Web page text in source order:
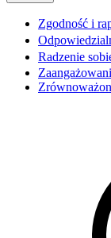
Zgodność i
Radzenie